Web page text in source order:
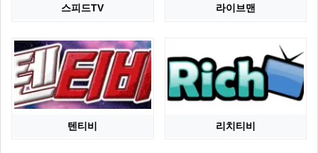
스피드TV 라이브맨
텐티비 리치티비